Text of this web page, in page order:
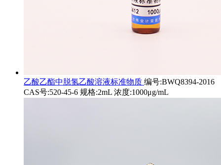
乙酸乙酯中脱氢乙酸溶液标准物质 编号:BWQ8394-2016
CAS号:520-45-6 规格:2mL 浓度:1000μg/mL